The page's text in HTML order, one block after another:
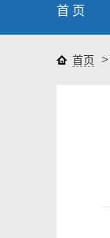
首 页
首页 >